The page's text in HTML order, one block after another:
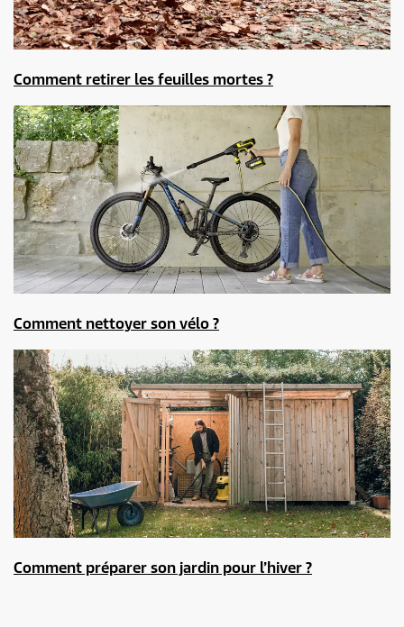
Comment retirer les feuilles mortes ?
Comment nettoyer son vélo ?
Comment préparer son jardin pour l’hiver ?